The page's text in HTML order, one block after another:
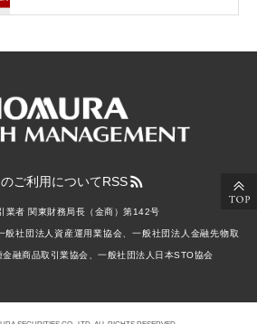
ご利用についてRSS
業者 関東財務局長（金商）第142号
般社団法人資産運用業協会、一般社団法人金融先物取
融商品取引業協会、一般社団法人日本STO協会